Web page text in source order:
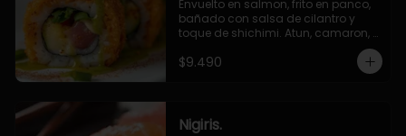
Envuelto en salmon, frito en panco,
bañado con salsa de cilantro y
toque de shichimi. Atun, camaron,
$9.490
Nigiris.